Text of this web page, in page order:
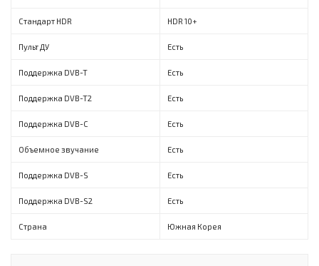
Стандарт HDR HDR 10+
Пульт ДУ Есть
Поддержка DVB-T Есть
Поддержка DVB-T2 Есть
Поддержка DVB-C Есть
Объемное звучание Есть
Поддержка DVB-S Есть
Поддержка DVB-S2 Есть
Страна Южная Корея